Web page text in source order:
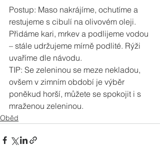
Postup: Maso nakrájíme, ochutíme a
restujeme s cibulí na olivovém oleji.
Přidáme kari, mrkev a podlijeme vodou
– stále udržujeme mírně podlité. Rýži
uvaříme dle návodu.
TIP: Se zeleninou se meze nekladou,
ovšem v zimním období je výběr
poněkud horší, můžete se spokojit i s
mraženou zeleninou.
Oběd